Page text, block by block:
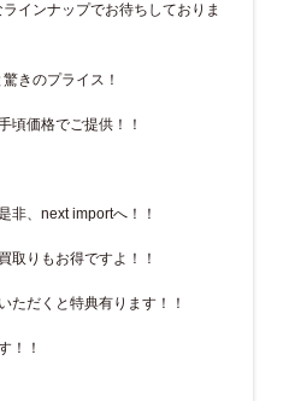
インナップでお待ちしておりま
きのプライス！
頃価格でご提供！！
非、next importへ！！
取りもお得ですよ！！
ただくと特典有ります！！
！！